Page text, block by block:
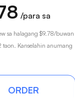
/para sa
sa halagang $9.78/buwan
taon. Kanselahin anumang
ORDER